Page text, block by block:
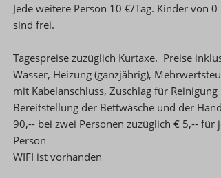
Jede weitere Person 10 €/Tag. Kinder von 0
sind frei.
Tagespreise zuzüglich Kurtaxe. Preise
Wasser, Heizung (ganzjährig),
mit Kabelanschluss, Zuschlag für
Bereitstellung der Bettwäsche und der
90,-- bei zwei Personen zuzüglich € 5,-- für
Person
WIFI ist vorhanden